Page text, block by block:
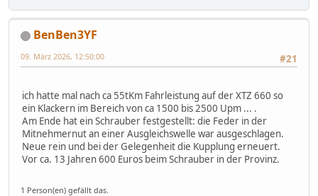
BenBen3YF
#21
09. März 2026, 12:50:00
ich hatte mal nach ca 55tKm Fahrleistung auf der XTZ 660 so
ein Klackern im Bereich von ca 1500 bis 2500 Upm ... .
Am Ende hat ein Schrauber festgestellt: die Feder in der
Mitnehmernut an einer Ausgleichswelle war ausgeschlagen.
Neue rein und bei der Gelegenheit die Kupplung erneuert.
Vor ca. 13 Jahren 600 Euros beim Schrauber in der Provinz.
1 Person(en) gefällt das.